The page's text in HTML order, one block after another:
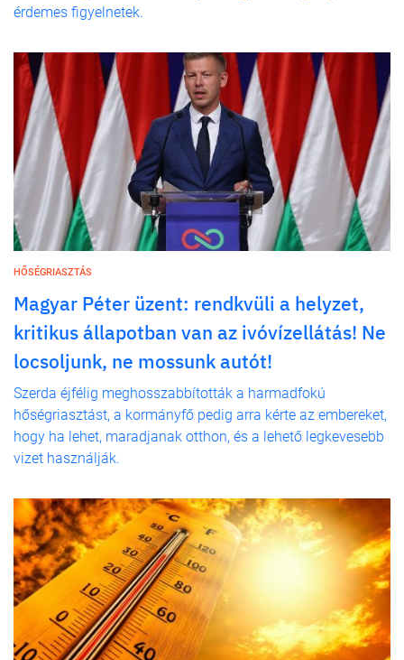
érdemes figyelnetek.
HŐSÉGRIASZTÁS
Magyar Péter üzent: rendkvüli a helyzet,
kritikus állapotban van az ivóvízellátás! Ne
locsoljunk, ne mossunk autót!
Szerda éjfélig meghosszabbították a harmadfokú
hőségriasztást, a kormányfő pedig arra kérte az embereket,
hogy ha lehet, maradjanak otthon, és a lehető legkevesebb
vizet használják.